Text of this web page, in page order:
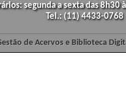
segunda a sexta das
Tel.: (11) 4433-
de Acervos e Biblioteca